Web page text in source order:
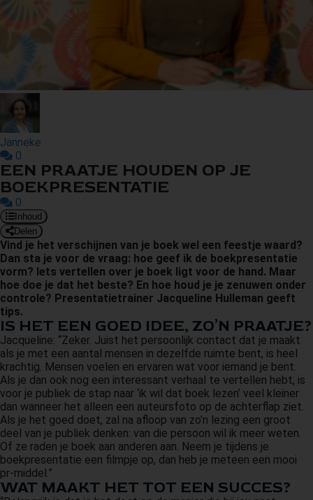
Janneke
0
EEN PRAATJE HOUDEN OP JE
BOEKPRESENTATIE
0
Inhoud
Delen
Vind je het verschijnen van je boek wel een feestje waard?
Dan sta je voor de vraag: hoe geef ik de boekpresentatie
vorm? Iets vertellen over je boek ligt voor de hand. Maar
hoe doe je dat het beste? En hoe houd je je zenuwen onder
controle? Presentatietrainer Jacqueline Hulleman geeft
tips.
IS HET EEN GOED IDEE, ZO’N PRAATJE?
Jacqueline: “Zeker. Juist het persoonlijk contact dat je maakt
als je met een aantal mensen in dezelfde ruimte bent, is heel
krachtig. Mensen voelen en ervaren wat voor iemand je bent.
Als je dan ook nog een interessant verhaal te vertellen hebt, is
voor je publiek de stap naar ‘ik wil dat boek lezen’ veel kleiner
dan wanneer het alleen een auteursfoto op de achterflap ziet.
Als je het goed doet, zal na afloop van zo’n lezing een groot
deel van je publiek denken: van die persoon wil ik meer weten.
Of ze raden je boek aan anderen aan. Neem je tijdens je
boekpresentatie een filmpje op, dan heb je meteen een mooi
pr-middel.”
WAT MAAKT HET TOT EEN SUCCES?
kan de
worden
om
te
over
van
op
gebruikt
te
de
Hierdoor
website-
van